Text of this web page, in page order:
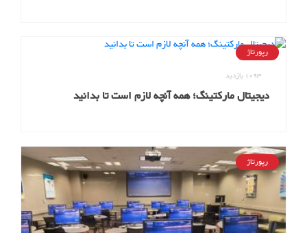
رپورتاژ
1093 بازدید
دیجیتال مارکتینگ؛ همه آنچه لازم است تا بدانید
رپورتاژ